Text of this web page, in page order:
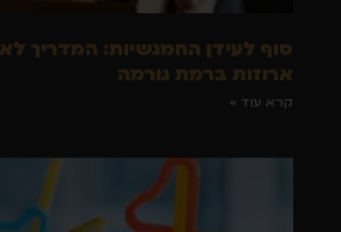
סוף לעידן החמגשיות: המדריך
ארוזות ברמת גורמה
קרא עוד »